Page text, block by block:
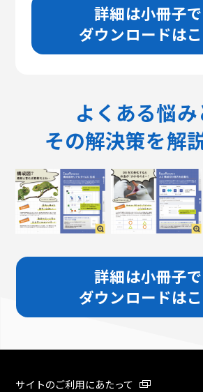
詳細は小冊子で
ダウンロードは
よくある悩み
その解決策を解
詳細は小冊子で
ダウンロードは
サイトのご利用にあたって